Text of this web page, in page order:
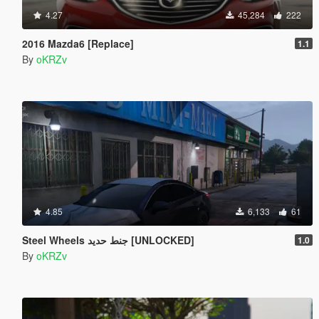
4.27 45,284 222
2016 Mazda6 [Replace] 1.1
By oKRZv
4.85 6,133 61
Steel Wheels جنط حديد [UNLOCKED] 1.0
By oKRZv